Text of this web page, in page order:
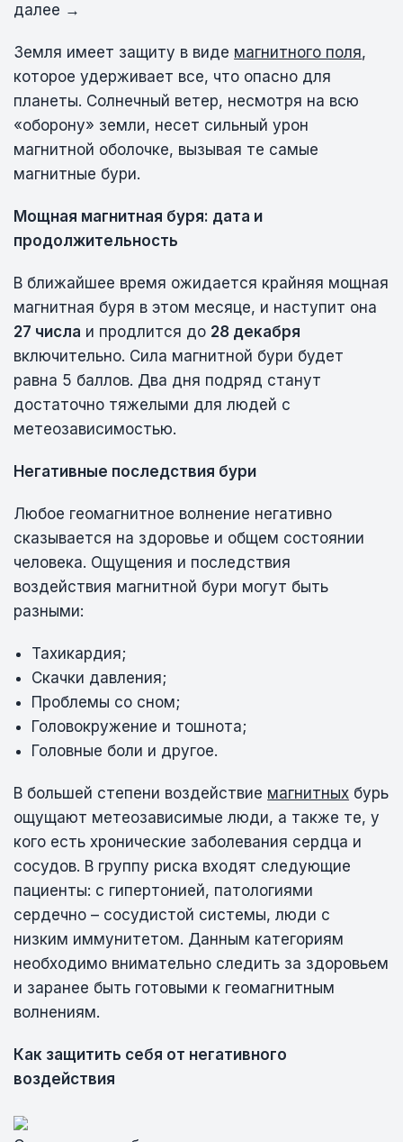
далее →
Земля имеет защиту в виде магнитного поля,
которое удерживает все, что опасно для
планеты. Солнечный ветер, несмотря на всю
«оборону» земли, несет сильный урон
магнитной оболочке, вызывая те самые
магнитные бури.
Мощная магнитная буря: дата и
продолжительность
В ближайшее время ожидается крайняя мощная
магнитная буря в этом месяце, и наступит она
27 числа и продлится до 28 декабря
включительно. Сила магнитной бури будет
равна 5 баллов. Два дня подряд станут
достаточно тяжелыми для людей с
метеозависимостью.
Негативные последствия бури
Любое геомагнитное волнение негативно
сказывается на здоровье и общем состоянии
человека. Ощущения и последствия
воздействия магнитной бури могут быть
разными:
Тахикардия;
Скачки давления;
Проблемы со сном;
Головокружение и тошнота;
Головные боли и другое.
В большей степени воздействие магнитных бурь
ощущают метеозависимые люди, а также те, у
кого есть хронические заболевания сердца и
сосудов. В группу риска входят следующие
пациенты: с гипертонией, патологиями
сердечно – сосудистой системы, люди с
низким иммунитетом. Данным категориям
необходимо внимательно следить за здоровьем
и заранее быть готовыми к геомагнитным
волнениям.
Как защитить себя от негативного
воздействия